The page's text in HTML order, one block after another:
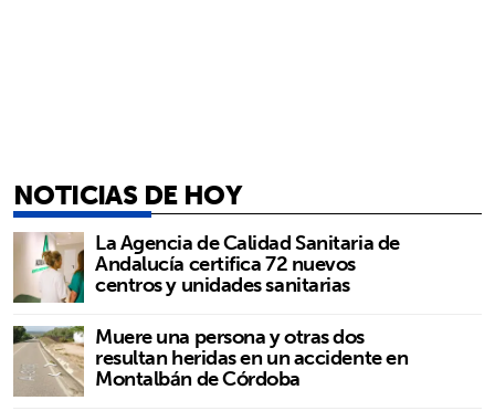
NOTICIAS DE HOY
La Agencia de Calidad Sanitaria de
Andalucía certifica 72 nuevos
centros y unidades sanitarias
Muere una persona y otras dos
resultan heridas en un accidente en
Montalbán de Córdoba